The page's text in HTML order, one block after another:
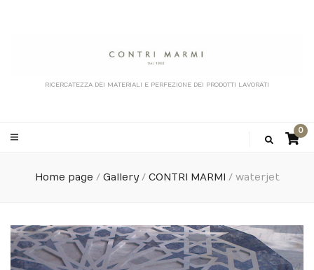
RICERCATEZZA DEI MATERIALI E PERFEZIONE DEI PRODOTTI LAVORATI
0
Home page / Gallery/ CONTRI MARMI / waterjet